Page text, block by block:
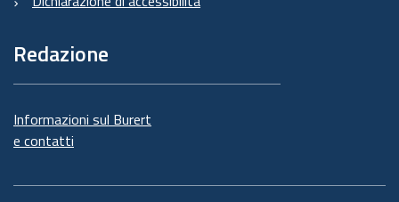
Redazione
Informazioni sul Burert
e contatti